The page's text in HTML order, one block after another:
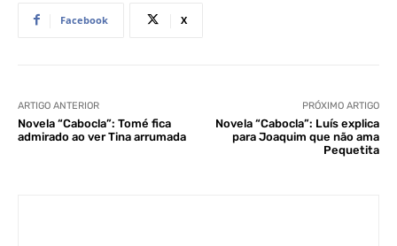
Facebook X
ARTIGO ANTERIOR
Novela “Cabocla”: Tomé fica
admirado ao ver Tina arrumada
PRÓXIMO ARTIGO
Novela “Cabocla”: Luís explica
para Joaquim que não ama
Pequetita